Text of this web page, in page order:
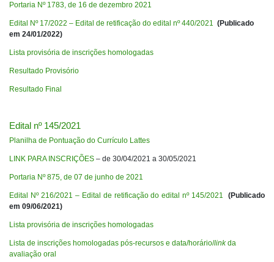
Portaria Nº 1783, de 16 de dezembro 2021
Edital Nº 17/2022 – Edital de retificação do edital nº 440/2021 (Publicado
em 24/01/2022)
Lista provisória de inscrições homologadas
Resultado Provisório
Resultado Final
Edital nº 145/2021
Planilha de Pontuação do Currículo Lattes
LINK PARA INSCRIÇÕES – de 30/04/2021 a 30/05/2021
Portaria Nº 875, de 07 de junho de 2021
Edital Nº 216/2021 – Edital de retificação do edital nº 145/2021
(Publicado
em 09/06/2021)
Lista provisória de inscrições homologadas
Lista de inscrições homologadas pós-recursos e data/horário/linkda
avaliação oral